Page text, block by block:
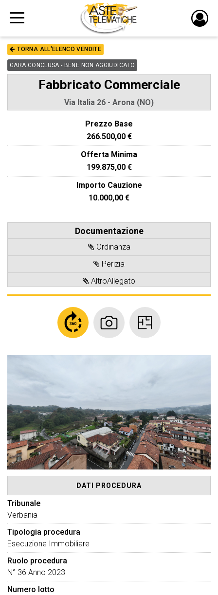
TORNA ALL'ELENCO VENDITE
GARA CONCLUSA - BENE NON AGGIUDICATO
Fabbricato Commerciale
Via Italia 26 - Arona (NO)
Prezzo Base
266.500,00 €
Offerta Minima
199.875,00 €
Importo Cauzione
10.000,00 €
Documentazione
Ordinanza
Perizia
AltroAllegato
DATI PROCEDURA
Tribunale
Verbania
Tipologia procedura
Esecuzione Immobiliare
Ruolo procedura
N° 36 Anno 2023
Numero lotto